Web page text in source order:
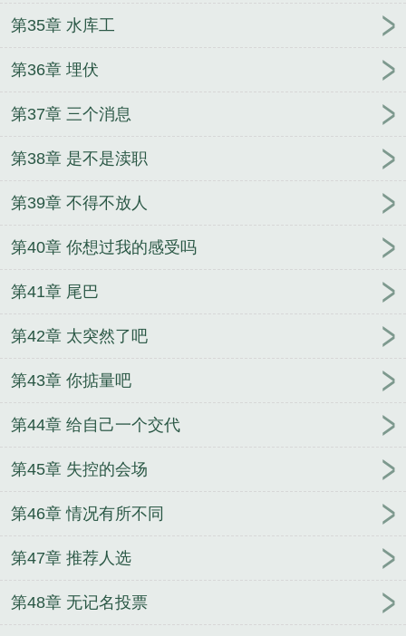
第35章 水库工
第36章 埋伏
第37章 三个消息
第38章 是不是渎职
第39章 不得不放人
第40章 你想过我的感受吗
第41章 尾巴
第42章 太突然了吧
第43章 你掂量吧
第44章 给自己一个交代
第45章 失控的会场
第46章 情况有所不同
第47章 推荐人选
第48章 无记名投票